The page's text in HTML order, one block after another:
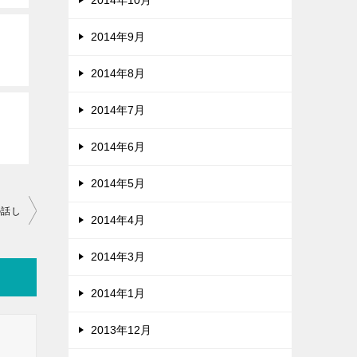
し
2014年9月
2014年8月
2014年7月
2014年6月
2014年5月
2014年4月
2014年3月
2014年1月
2013年12月